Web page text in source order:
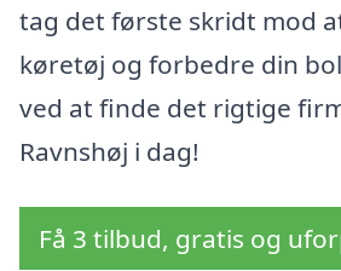
tag det første skridt mod
køretøj og forbedre din
ved at finde det rigtige
Ravnshøj i dag!
Få 3 tilbud, gratis og